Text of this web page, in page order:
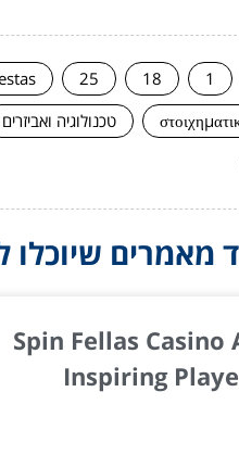
1
18
25
טכנולוגיה ואביזרים
מאמרים שיוכלו
Spin Fellas Casino
Inspiring